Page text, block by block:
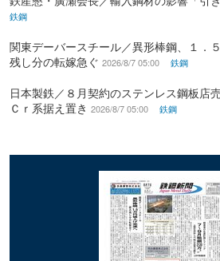
鉄鋼
関東デーバースチール／異形棒鋼、１．
残し分の転嫁急ぐ 2026/8/7 05:00 鉄鋼
日本製鉄／８月契約のステンレス鋼板店
Ｃｒ系据え置き 2026/8/7 05:00 鉄鋼